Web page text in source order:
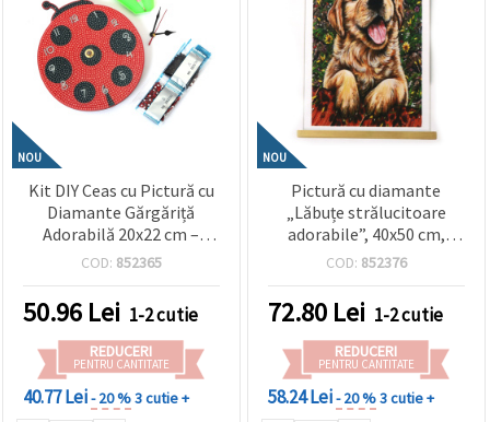
NOU
Kit DIY Ceas cu Pictură cu
Diamante Gărgăriță
Adorabilă 20x22 cm –
Ideal pentru decor creativ
inspirate de natură
DZBCX17361
COD: 852365
50.96 Lei 1-2 cutie
REDUCERI
PENTRU CANTITATE
40.77 Lei- 20 %3 cutie +
NOU
Pictură cu diamante
„Lăbuțe strălucitoare
adorabile”, 40x50 cm,
diamante rotunde -
ramă parțială - perfectă
pentru iubitorii de
animale și decor creativ
pentru casă JSFH70491
COD: 852376
72.80 Lei 1-2 cutie
REDUCERI
PENTRU CANTITATE
58.24 Lei- 20 %3 cutie +